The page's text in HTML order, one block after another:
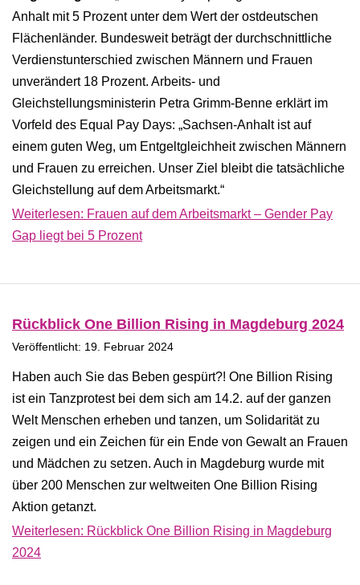
Anhalt mit 5 Prozent unter dem Wert der ostdeutschen
Flächenländer. Bundesweit beträgt der durchschnittliche
Verdienstunterschied zwischen Männern und Frauen
unverändert 18 Prozent. Arbeits- und
Gleichstellungsministerin Petra Grimm-Benne erklärt im
Vorfeld des Equal Pay Days: „Sachsen-Anhalt ist auf
einem guten Weg, um Entgeltgleichheit zwischen Männern
und Frauen zu erreichen. Unser Ziel bleibt die tatsächliche
Gleichstellung auf dem Arbeitsmarkt.“
Weiterlesen: Frauen auf dem Arbeitsmarkt – Gender Pay
Gap liegt bei 5 Prozent
Rückblick One Billion Rising in Magdeburg 2024
Veröffentlicht: 19. Februar 2024
Haben auch Sie das Beben gespürt?! One Billion Rising
ist ein Tanzprotest bei dem sich am 14.2. auf der ganzen
Welt Menschen erheben und tanzen, um Solidarität zu
zeigen und ein Zeichen für ein Ende von Gewalt an Frauen
und Mädchen zu setzen. Auch in Magdeburg wurde mit
über 200 Menschen zur weltweiten One Billion Rising
Aktion getanzt.
Weiterlesen: Rückblick One Billion Rising in Magdeburg
2024